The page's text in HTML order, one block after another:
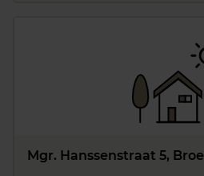
Mgr. Hanssenstraat 5,